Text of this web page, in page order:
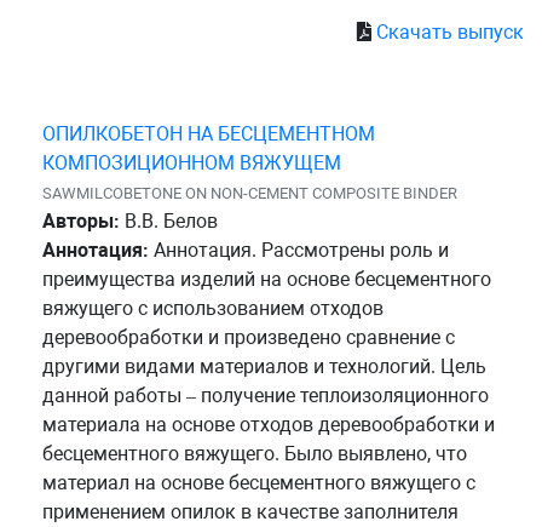
Скачать выпуск
ОПИЛКОБЕТОН НА БЕСЦЕМЕНТНОМ
КОМПОЗИЦИОННОМ ВЯЖУЩЕМ
SAWMILCOBETONE ON NON-CEMENT COMPOSITE BINDER
Авторы: В.В. Белов
Аннотация: Аннотация. Рассмотрены роль и
преимущества изделий на основе бесцементного
вяжущего с использованием отходов
деревообработки и произведено сравнение с
другими видами материалов и технологий. Цель
данной работы – получение теплоизоляционного
материала на основе отходов деревообработки и
бесцементного вяжущего. Было выявлено, что
материал на основе бесцементного вяжущего с
применением опилок в качестве заполнителя